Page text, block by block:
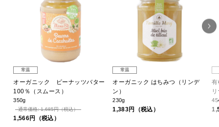
常温
オーガニック ピーナッツバター
100％（スムース）
350g
通常価格: 1,685円（税込）
1,566円（税込）
常温
オーガニック はちみつ（リンデ
ン）
230g
1,383円（税込）